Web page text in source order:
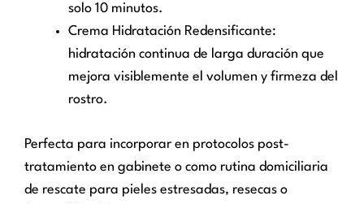
solo 10 minutos.
Crema Hidratación Redensificante:
hidratación continua de larga duración que
mejora visiblemente el volumen y firmeza del
rostro.
Perfecta para incorporar en protocolos post-
tratamiento en gabinete o como rutina domiciliaria
de rescate para pieles estresadas, resecas o